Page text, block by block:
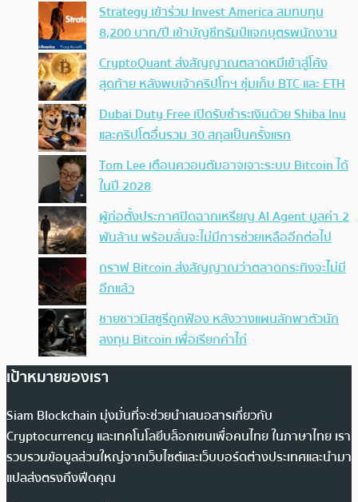
Strategy เข้าร่วม Invest America สมทบทุน
8,200 บาท/ปี เข้าบัญชีทรัมป์แจกบุตรพนักงาน
CryptoQuant ส่งสัญญาณตลาดหมีเข้าสู่โค้ง
สุดท้าย หลังพบเจ้าคริปโทฯ ซุ่มเก็บ BTC และ ETH
Dubai Duty Free เปิดรับชำระเงินด้วย Shiba Inu
และคริปโตอื่นรวม 30 สกุลเป็นครั้งแรก
Tom Lee เตือนควอนตัมอาจเจาะระบบ Bitcoin ได้
ในปี 2028
ผู้ก่อตั้งประกาศปิดฉากเหรียญ AI Agent มูลค่า 2
พันล้าน พร้อมลั่นจะไม่มีการช่วยเหลืออีกต่อไป
กราฟ Bitcoin ส่งสัญญาณว่าตลาดกระทิงจะไม่มี
อีกแล้ว
ชายชาวมิสซูรีถูกฟ้อง หลังวางแผนลักพาตัวนัก
ลงทุน Bitcoin เพื่อเรียกค่าไถ่
เป้าหมายของเรา
Siam Blockchain มุ่งมั่นที่จะช่วยนำเสนอสารเกี่ยวกับ
Cryptocurrency และเทคโนโลยีบล็อกเชนเพื่อคนไทย ในภาษาไทย เรา
รวบรวมข้อมูลส่วนใหญ่จากเว็บไซต์และเว็บบอร์ดต่างประเทศและนำมา
แปลส่งตรงถึงฟีดคุณ